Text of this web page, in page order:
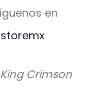
en
Crimson